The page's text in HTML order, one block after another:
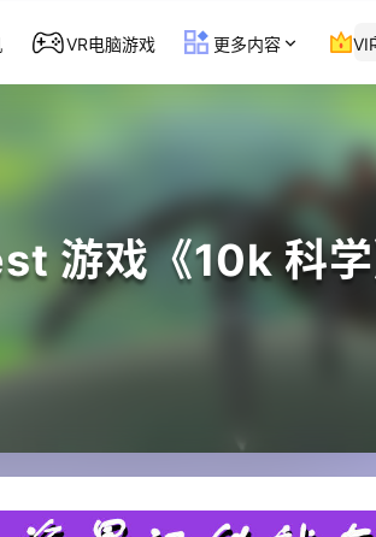
VR电脑游戏 更多内容
游戏《10k 科